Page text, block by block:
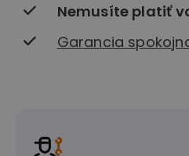
Nemusíte platiť
Garancia